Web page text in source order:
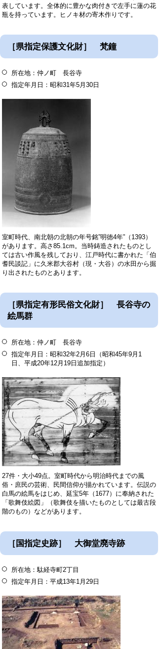
表しています。全体的に豊かな肉付きで左手に蓮の花
瓶を持っています。ヒノキ材の寄木作りです。
［県指定保護文化財］ 梵鐘
所在地：仲ノ町 長谷寺
指定年月日：昭和31年5月30日
室町時代、南北朝の北朝の年号銘”明徳4年”（1393）
があります。高さ85.1cm。当時鋳造されたものとし
ては古い作風を残しており、江戸時代に書かれた「伯
耆民談記」に久米郡大谷村（現・大谷）の水田から掘
り出されたものとあります。
［県指定有形民俗文化財］ 長谷寺の
絵馬群
所在地：仲ノ町 長谷寺
指定年月日：昭和32年2月6日（昭和45年9月1
日、平成20年12月19日追加指定）
27件・大小49点。室町時代から明治時代までの風
俗・庶民の芸術、民間信仰が描かれています。伝説の
白馬の絵馬をはじめ、延宝5年（1677）に奉納された
「歌舞伎絵図」（歌舞伎を描いたものとしては最古段
階のもの）などがあります。
［国指定史跡］ 大御堂廃寺跡
所在地：駄経寺町2丁目
指定年月日：平成13年1月29日